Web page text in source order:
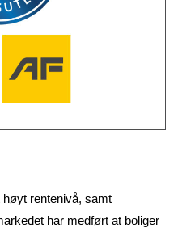
rentenivå, samt
har medført at boliger